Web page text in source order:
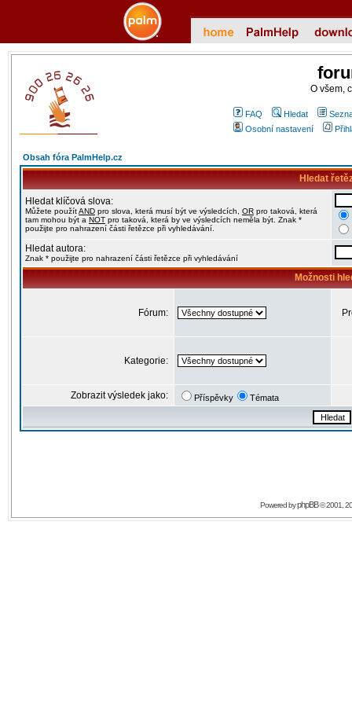
O všem,
FAQ Hledat
Osobní nastavení
Obsah fóra PalmHelp.cz
Hledat
Hledat klíčová slova:
Můžete použítAND pro slova, která musí být ve výsledcích, OR pro taková, která
tam mohou být a NOT pro taková, která by ve výsledcích neměla být. Znak *
použijte pro nahrazení části řetězce při vyhledávání.
Hledat autora:
Znak * použijte pro nahrazení části řetězce při vyhledávání
Možnosti
Fórum:
Kategorie:
Zobrazit výsledek jako: Příspěvky Témata
Powered byphpBB© 2001,